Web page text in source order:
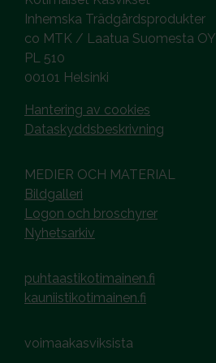
Inhemska Trädgårdsprodukter
co MTK / Laatua Suomesta OY
PL 510
00101 Helsinki
Hantering av cookies
Dataskyddsbeskrivning
MEDIER OCH MATERIAL
Bildgalleri
Logon och broschyrer
Nyhetsarkiv
puhtaastikotimainen.fi
kauniistikotimainen.fi
voimaakasviksista